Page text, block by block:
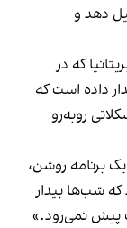
دهد و
که در
هشدار داده است که
روبه‌رو
برنامه روشن،
شب‌ها بیدار
پیش نمی‌رود.»